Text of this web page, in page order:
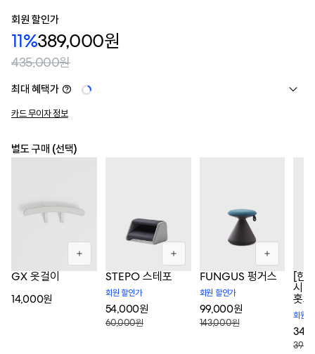
회원 할인가
11%389,000원
435,000원
최대 혜택가
카드 무이자 정보
별도 구매 (선택)
GX 옷걸이
14,000원
STEPO 스테포
회원 할인가
54,000원
60,000원
FUNGUS 펑거스
회원 할인가
99,000원
143,000원
[한
시
홋
회원